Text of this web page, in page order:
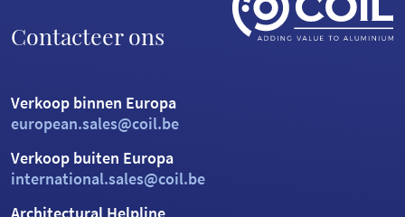
Contacteer ons
Verkoop binnen Europa
european.sales@coil.be
Verkoop buiten Europa
international.sales@coil.be